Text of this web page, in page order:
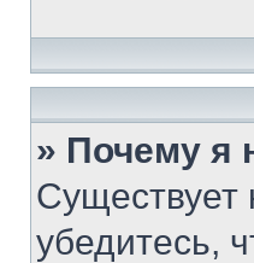
» Почему я
Существует
убедитесь,